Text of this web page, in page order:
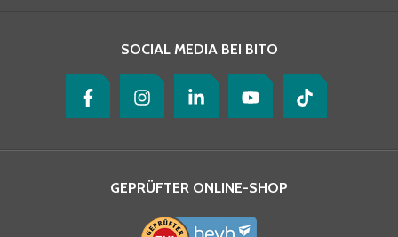
SOCIAL MEDIA BEI BITO
GEPRÜFTER ONLINE-SHOP